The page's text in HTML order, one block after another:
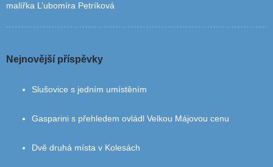
malířka L’ubomíra Petríková
Nejnovější příspěvky
Slušovice s jedním umístěním
Gasparini s přehledem ovládl Velkou Májovou cenu
Dvě druhá místa v Kolesách